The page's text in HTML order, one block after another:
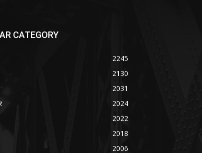
CATEGORY
2245
2130
2031
2024
2022
2018
2006